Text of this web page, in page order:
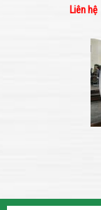
Liên hệ